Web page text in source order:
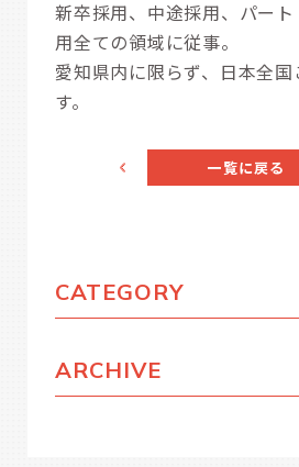
新卒採用、中途採用、パー
用全ての領域に従事。
愛知県内に限らず、日本全
す。
一覧に戻る
CATEGORY
ARCHIVE